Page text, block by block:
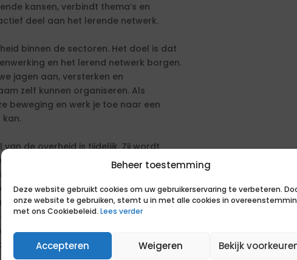
Beheer toestemming
Deze website gebruikt cookies om uw gebruikerservaring te verbeteren.
onze website te gebruiken, stemt u in met alle cookies in
met ons Cookiebeleid. Lees verder
Accepteren Weigeren Bekijk
kansen, verbindt thema’s en
deel aan het lerende netwerk.
binnen de sectoren. Het doel is dat
en het lerend netwerk borgen.
jagen aan, versterken en
zelf kunnen organiseren. Als
beweging en werk je toe naar een
de overheid is tijdelijk. Zij wordt
te ondersteunen in haar ambitie en
om de grotere transitieopgaven
vervalt de inzet van de
Daarom betreft het een tijdelijke rol en
omdat we wel weten dat de inzet
stadium. De situatie op dat moment is
de optie tot verlenging of niet.